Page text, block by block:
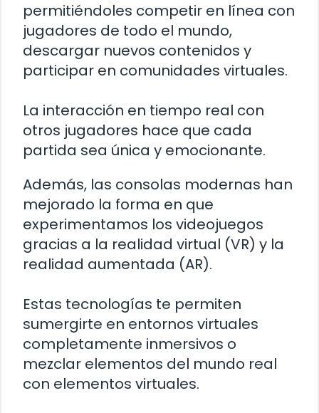
permitiéndoles competir en línea con
jugadores de todo el mundo,
descargar nuevos contenidos y
participar en comunidades virtuales.
La interacción en tiempo real con
otros jugadores hace que cada
partida sea única y emocionante.
Además, las consolas modernas han
mejorado la forma en que
experimentamos los videojuegos
gracias a la realidad virtual (VR) y la
realidad aumentada (AR).
Estas tecnologías te permiten
sumergirte en entornos virtuales
completamente inmersivos o
mezclar elementos del mundo real
con elementos virtuales.